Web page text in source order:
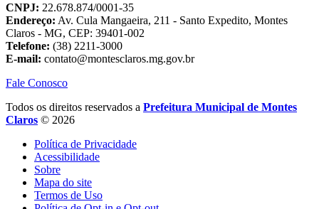
CNPJ: 22.678.874/0001-35
Endereço: Av. Cula Mangaeira, 211 - Santo Expedito, Montes
Claros - MG, CEP: 39401-002
Telefone: (38) 2211-3000
E-mail: contato@montesclaros.mg.gov.br
Fale Conosco
Todos os direitos reservados a Prefeitura Municipal de Montes
Claros © 2026
Política de Privacidade
Acessibilidade
Sobre
Mapa do site
Termos de Uso